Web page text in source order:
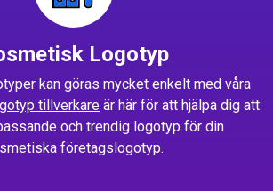
Logotyp
kan göras mycket enkelt med våra
tillverkare är här för att hjälpa dig att
och trendig logotyp för din
företagslogotyp.